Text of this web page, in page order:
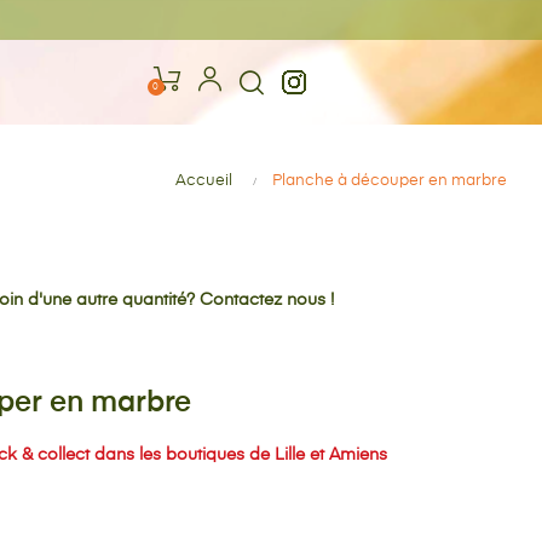
0
Accueil Planche à découper en marbre
d'une autre quantité? Contactez nous !
en marbre
& collect dans les boutiques de Lille et Amiens